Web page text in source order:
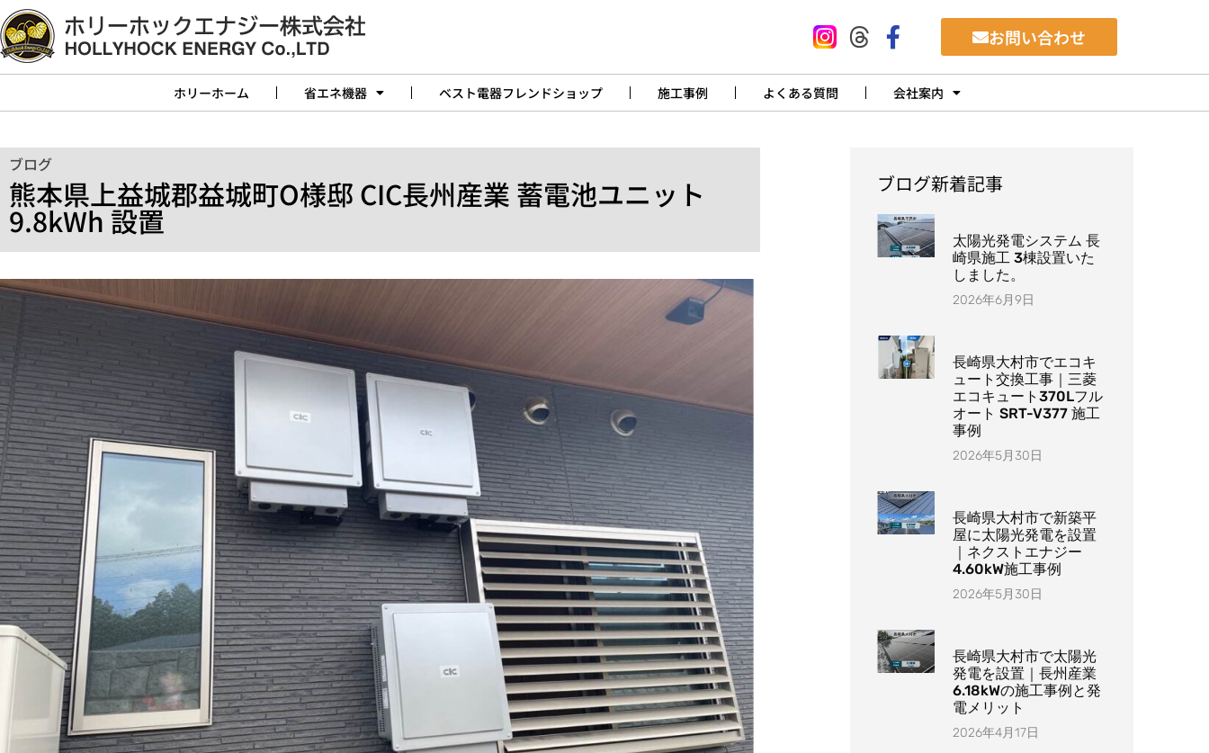
お問い合わせ
ホリーホーム 省エネ機器 ベスト電器フレンドショップ 施工事例 よくある質問 会社案内
ブログ
熊本県上益城郡益城町O様邸 CIC長州産業 蓄電池ユニット
9.8kWh 設置
ブログ新着記事
太陽光発電システム 長
崎県施工 3棟設置いた
しました。
2026年6月9日
長崎県大村市でエコキ
ュート交換工事｜三菱
エコキュート370Lフル
オート SRT-V377 施工
事例
2026年5月30日
長崎県大村市で新築平
屋に太陽光発電を設置
｜ネクストエナジー
4.60kW施工事例
2026年5月30日
長崎県大村市で太陽光
発電を設置｜長州産業
6.18kWの施工事例と発
電メリット
2026年4月17日